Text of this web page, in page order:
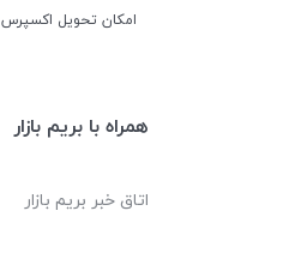
اﻣﮑﺎن ﺗﺤﻮﯾﻞ اﮐﺴﭙﺮس
همراه با بریم بازار
اتاق خبر بریم بازار